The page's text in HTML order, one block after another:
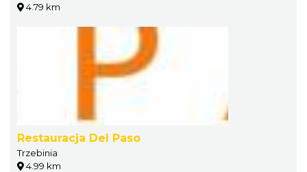
4.79 km
Restauracja Del Paso
Trzebinia
4.99 km